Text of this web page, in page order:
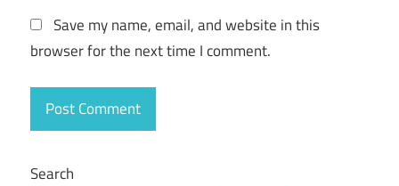
Save my name, email, and website in this
browser for the next time I comment.
Search